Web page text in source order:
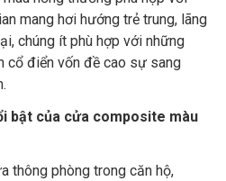
mang hơi hướng trẻ trung, lãng
chúng ít phù hợp với những
cổ điển vốn đề cao sự sang
bật của cửa composite màu
thông phòng trong căn hộ,